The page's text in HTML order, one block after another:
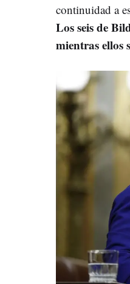
continuidad a
Los seis de
mientras ellos